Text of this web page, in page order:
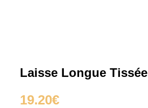
Laisse Longue Tissée
19.20€